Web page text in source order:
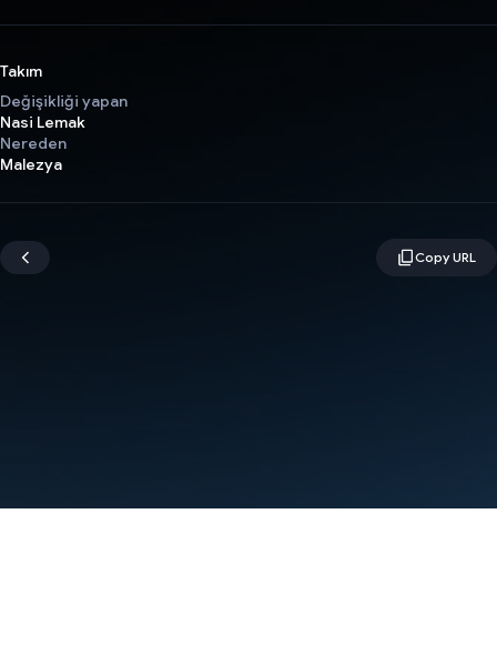
Takım
Değişikliği yapan
Nasi Lemak
Nereden
Malezya